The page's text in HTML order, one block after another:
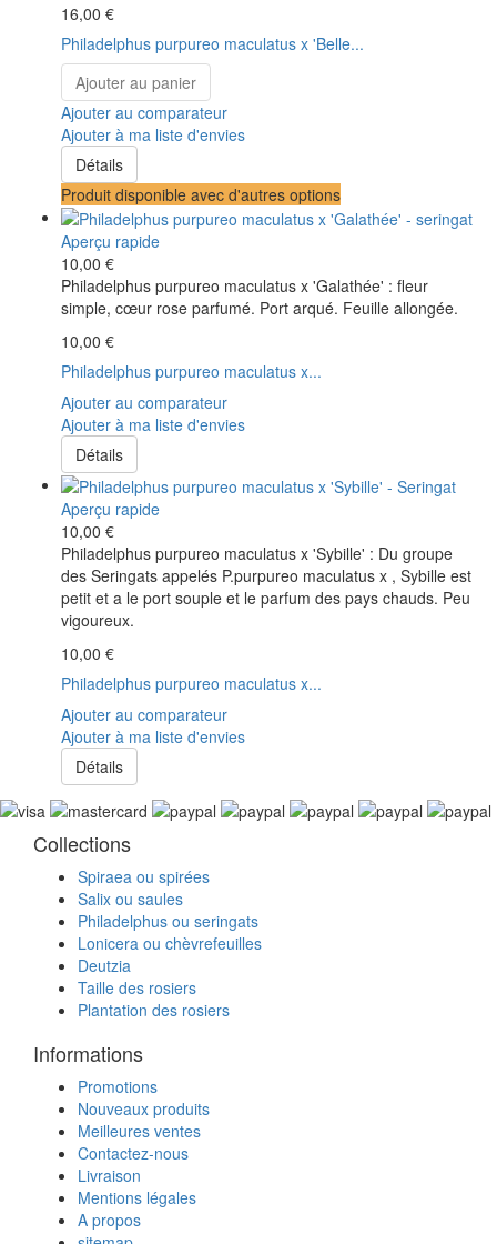
16,00 €
Philadelphus purpureo maculatus x 'Belle...
Ajouter au panier
Ajouter au comparateur
Ajouter à ma liste d'envies
Détails
Produit disponible avec d'autres options
Aperçu rapide
10,00 €
Philadelphus purpureo maculatus x 'Galathée' : fleur
simple, cœur rose parfumé. Port arqué. Feuille allongée.
10,00 €
Philadelphus purpureo maculatus x...
Ajouter au comparateur
Ajouter à ma liste d'envies
Détails
Aperçu rapide
10,00 €
Philadelphus purpureo maculatus x 'Sybille' : Du groupe
des Seringats appelés P.purpureo maculatus x , Sybille est
petit et a le port souple et le parfum des pays chauds. Peu
vigoureux.
10,00 €
Philadelphus purpureo maculatus x...
Ajouter au comparateur
Ajouter à ma liste d'envies
Détails
Collections
Spiraea ou spirées
Salix ou saules
Philadelphus ou seringats
Lonicera ou chèvrefeuilles
Deutzia
Taille des rosiers
Plantation des rosiers
Informations
Promotions
Nouveaux produits
Meilleures ventes
Contactez-nous
Livraison
Mentions légales
A propos